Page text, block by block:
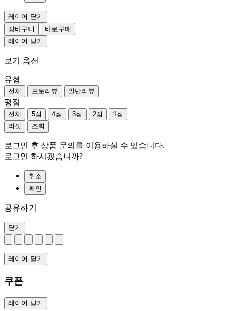
레이어 닫기
장바구니
바로구매
레이어 닫기
보기 옵션
유형
전체 포토리뷰 일반리뷰
평점
전체 5점 4점 3점 2점
1점
리셋
조회
로그인 후 상품 문의를 이용하실 수 있습니다.
로그인 하시겠습니까?
취소
확인
공유하기
닫기
레이어 닫기
쿠폰
레이어 닫기